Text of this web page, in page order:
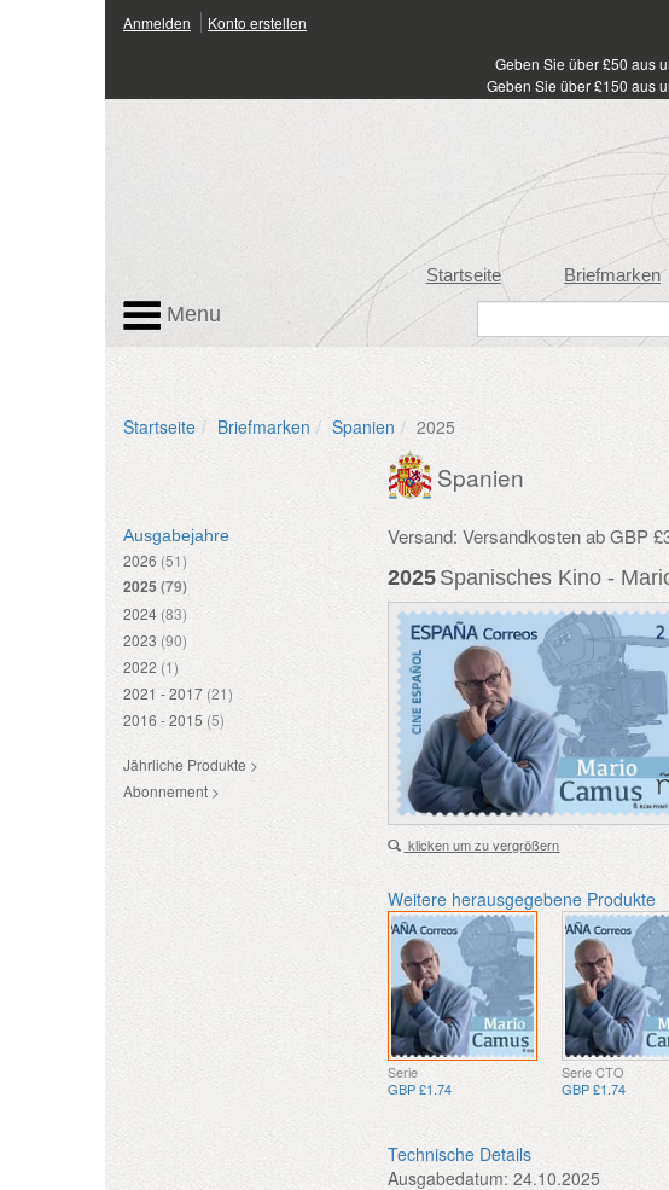
Anmelden Konto erstellen
Geben Sie über £50 aus
Geben Sie über £150 aus
Startseite Briefmarken
Menu
Startseite Briefmarken Spanien 2025
Ausgabejahre
2026 (51)
2025 (79)
2024 (83)
2023 (90)
2022 (1)
2021 - 2017 (21)
2016 - 2015 (5)
Jährliche Produkte >
Abonnement >
Spanien
Versand: Versandkosten ab GBP
2025 Spanisches Kino -
klicken um zu vergrößern
Weitere herausgegebene Produkte
Serie
GBP £1.74
Serie CTO
GBP £1.74
Technische Details
Ausgabedatum: 24.10.2025